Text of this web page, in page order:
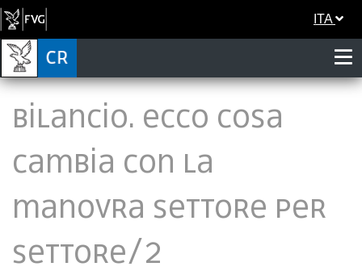
ITA
BILANCIO. ECCO COSA
CAMBIA CON LA
MANOVRA SETTORE PER
SETTORE/2